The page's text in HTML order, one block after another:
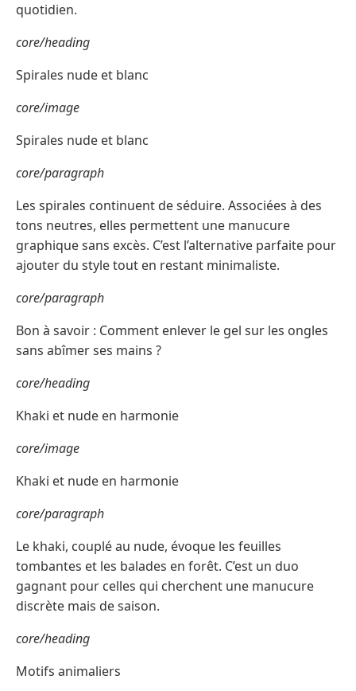
quotidien.
core/heading
Spirales nude et blanc
core/image
Spirales nude et blanc
core/paragraph
Les spirales continuent de séduire. Associées à des
tons neutres, elles permettent une manucure
graphique sans excès. C’est l’alternative parfaite pour
ajouter du style tout en restant minimaliste.
core/paragraph
Bon à savoir : Comment enlever le gel sur les ongles
sans abîmer ses mains ?
core/heading
Khaki et nude en harmonie
core/image
Khaki et nude en harmonie
core/paragraph
Le khaki, couplé au nude, évoque les feuilles
tombantes et les balades en forêt. C’est un duo
gagnant pour celles qui cherchent une manucure
discrète mais de saison.
core/heading
Motifs animaliers